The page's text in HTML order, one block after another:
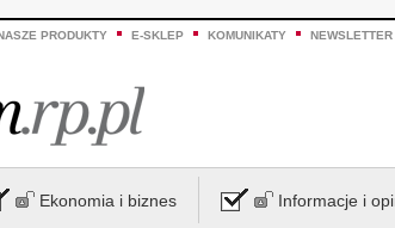
PRODUKTY E-SKLEP KOMUNIKATY NEWSLETTER
Ekonomia i biznes Informacje i